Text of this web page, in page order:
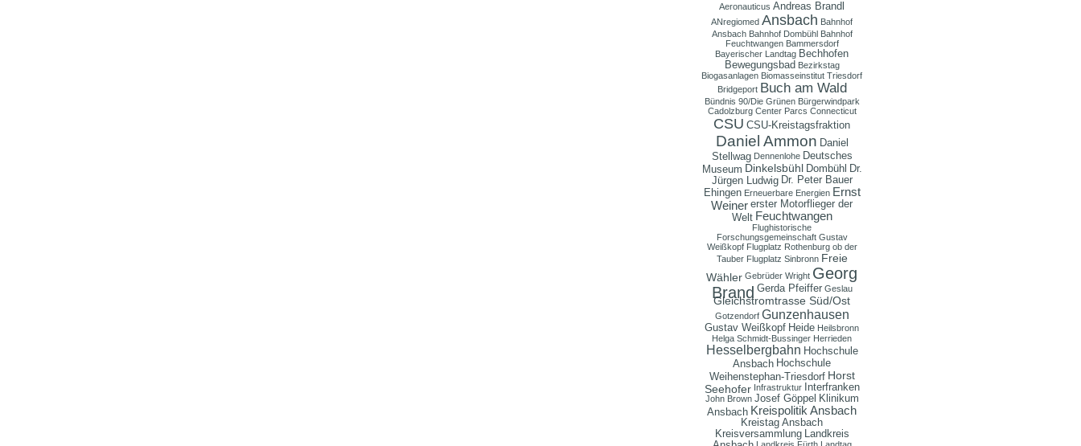
Aeronauticus Andreas Brandl
ANregiomed Ansbach Bahnhof
Ansbach Bahnhof Dombühl Bahnhof
Feuchtwangen Bammersdorf
Bayerischer Landtag Bechhofen
Bewegungsbad Bezirkstag
Biogasanlagen Biomasseinstitut Triesdorf
Bridgeport Buch am Wald
Bündnis 90/Die Grünen Bürgerwindpark
Cadolzburg Center Parcs Connecticut
CSU CSU-Kreistagsfraktion
Daniel Ammon Daniel
Stellwag Dennenlohe Deutsches
Museum Dinkelsbühl Dombühl Dr.
Jürgen Ludwig Dr. Peter Bauer
Ehingen Erneuerbare Energien Ernst
Weiner erster Motorflieger der
Welt Feuchtwangen
Flughistorische
Forschungsgemeinschaft Gustav
Weißkopf Flugplatz Rothenburg ob der
Tauber Flugplatz Sinbronn Freie
Wähler Gebrüder Wright Georg
Brand Gerda Pfeiffer Geslau
Gleichstromtrasse Süd/Ost
Gotzendorf Gunzenhausen
Gustav Weißkopf Heide Heilsbronn
Helga Schmidt-Bussinger Herrieden
Hesselbergbahn Hochschule
Ansbach Hochschule
Weihenstephan-Triesdorf Horst
Seehofer Infrastruktur Interfranken
John Brown Josef Göppel Klinikum
Ansbach Kreispolitik Ansbach
Kreistag Ansbach
Kreisversammlung Landkreis